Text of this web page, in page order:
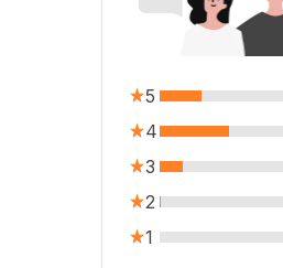
5
4
3
2
1